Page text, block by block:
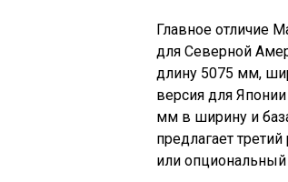
Главное отличие
для Северной
длину 5075 мм,
версия для
мм в ширину и
предлагает
или опциональный